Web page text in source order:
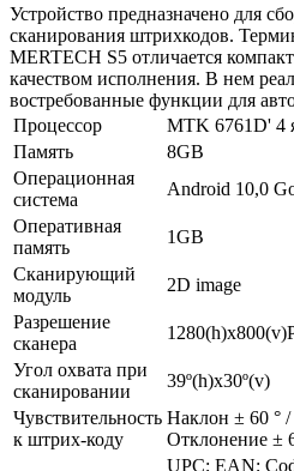
Устройство предназначено для
сканирования штрихкодов.
MERTECH S5 отличается
качеством исполнения. В нем
востребованные функции для
Процессор
MTK 6761D' 4
Память
8GB
Операционная
система
Android 10,0
Оперативная
память
1GB
Сканирующий
модуль
2D image
Разрешение
сканера
Угол охвата при
сканировании
39º(h)x30º(v)
Чувствительность
к штрих-коду
Наклон ± 60 °
Отклонение ±
UPC; EAN;